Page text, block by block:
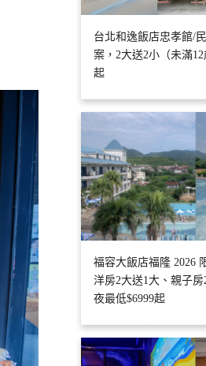
台北和逸飯店忠孝館/
案，2大送2小（未滿
起
福容大飯店福隆 2026
洋房2大送1大、親子
夜最低$6999起